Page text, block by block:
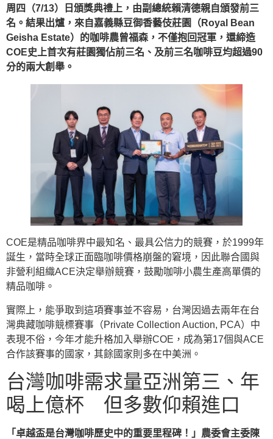
周四（7/13）日頒獎典禮上，由副總統賴清德親自頒發前三
名。結果出爐，來自嘉義縣豆御香藝伎莊園（Royal Bean
Geisha Estate）的咖啡農曾福森，不僅抱回冠軍，還締造
COE史上首次有莊園獨佔前三名、及前三名咖啡豆均超過90
分的兩大創舉。
COE是精品咖啡界中最知名、最具公信力的競賽，於1999年
誕生，當時全球正面臨咖啡價格崩盤的窘境，因此聯合國與
非營利組織ACE決定舉辦競賽，鼓勵咖啡小農生產高單價的
精品咖啡。
實際上，能爭取到這項賽事並不容易，台灣因過去兩年在台
灣典藏咖啡競標賽事（Private Collection Auction, PCA）中
表現不俗，今年才能升格加入舉辦COE，成為第17個與ACE
合作該賽事的國家，其餘國家則多在中美洲。
台灣咖啡需求量亞洲第三、年
喝上億杯 但多數仰賴進口
「卓越盃是台灣咖啡歷史中的重要里程碑！」農委會主委陳